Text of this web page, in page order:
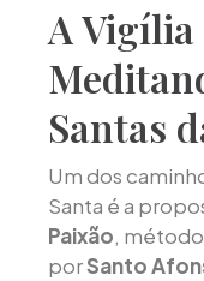
A
Santas
Um dos
Santa é a
Paixão,
porSanto